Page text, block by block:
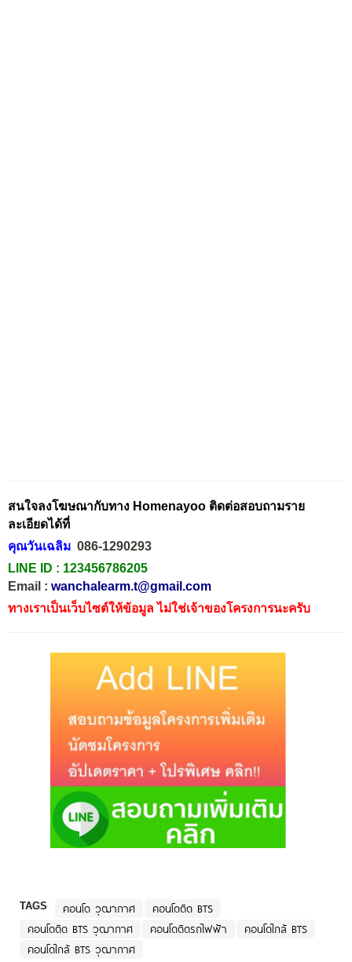
สนใจลงโฆษณากับทาง Homenayoo ติดต่อสอบถามราย
ละเอียดได้ที่
คุณวันเฉลิม 086-1290293
LINE ID : 123456786205
Email : wanchalearm.t@gmail.com
ทางเราเป็นเว็บไซต์ให้ข้อมูล ไม่ใช่เจ้าของโครงการนะครับ
TAGS คอนโด วุฒากาศ
คอนโดติด BTS
คอนโดติด BTS วุฒากาศ
คอนโดติดรถไฟฟ้า
คอนโดใกล้ BTS
คอนโดใกล้ BTS วุฒากาศ